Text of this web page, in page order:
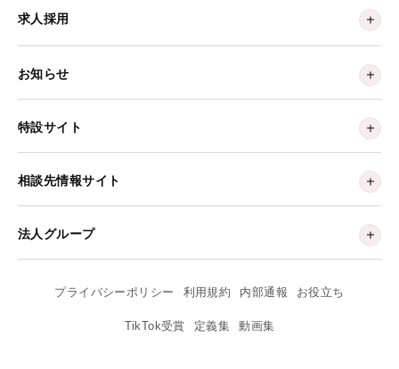
求人採用
お知らせ
特設サイト
相談先情報サイト
法人グループ
プライバシーポリシー 利用規約 内部通報 お役立ち
TikTok受賞 定義集 動画集